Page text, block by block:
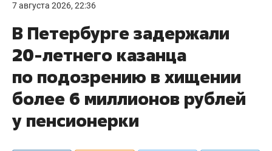
7 августа 2026, 22:36
В Петербурге задержали
20-летнего казанца
по подозрению в хищении
более 6 миллионов рублей
у пенсионерки